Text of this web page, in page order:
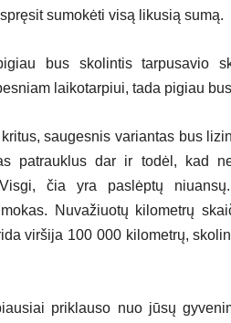
sumokėti visą likusią sumą.
bus skolintis tarpusavio
laikotarpiui, tada pigiau
saugesnis variantas bus
patrauklus dar ir todėl, kad
čia yra paslėptų
Nuvažiuotų kilometrų
viršija 100 000 kilometrų,
priklauso nuo jūsų